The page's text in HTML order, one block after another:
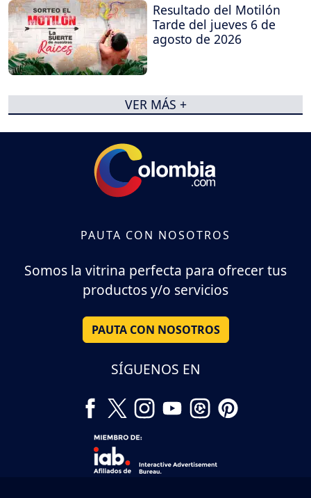
Resultado del Motilón
Tarde del jueves 6 de
agosto de 2026
VER MÁS +
PAUTA CON NOSOTROS
Somos la vitrina perfecta para ofrecer tus
productos y/o servicios
PAUTA CON NOSOTROS
SÍGUENOS EN